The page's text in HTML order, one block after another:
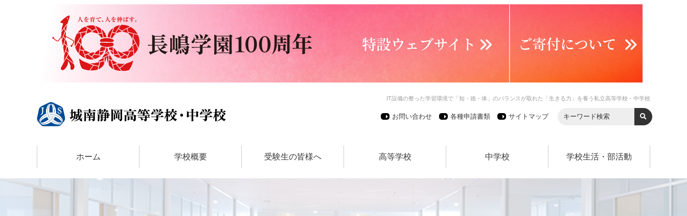
IT設備の整った学習環境で「知・徳・体」のバランスが取れた「生きる力」を養う私立高等学校・中学校
お問い合わせ 各種申請書類 サイトマップ
ホーム 学校概要 受験生の皆様へ 高等学校 中学校 学校生活・部活動